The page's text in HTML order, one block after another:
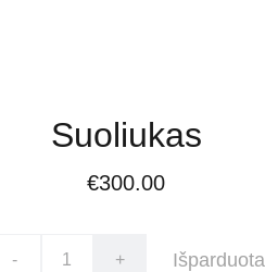
Suoliukas
€300.00
- + Išparduota